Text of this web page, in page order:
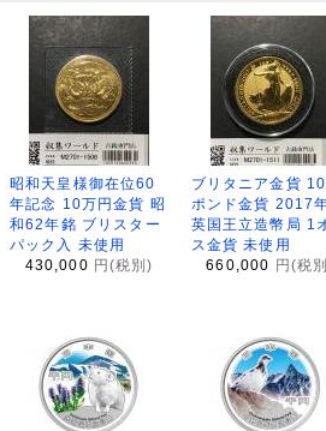
昭和天皇様御在位60
年記念 10万円金貨 昭
和62年銘 ブリスター
パック入 未使用
430,000 円(税別)
ブリタニア金貨
ポンド金貨 2017
英国王立造幣局 1
ス金貨 未使用
660,000 円(税